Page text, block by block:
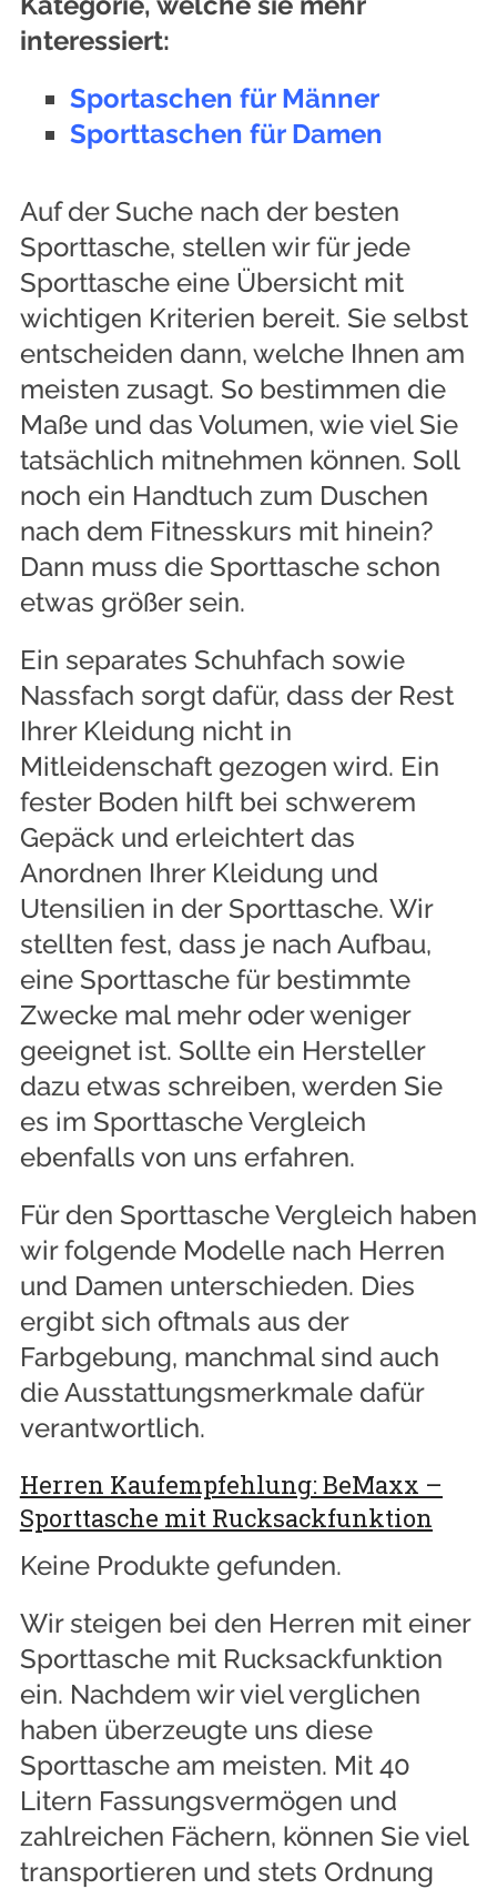
interessiert:
Sportaschen für Männer
Sporttaschen für Damen
Auf der Suche nach der besten
Sporttasche, stellen wir für jede
Sporttasche eine Übersicht mit
wichtigen Kriterien bereit. Sie selbst
entscheiden dann, welche Ihnen am
meisten zusagt. So bestimmen die
Maße und das Volumen, wie viel Sie
tatsächlich mitnehmen können. Soll
noch ein Handtuch zum Duschen
nach dem Fitnesskurs mit hinein?
Dann muss die Sporttasche schon
etwas größer sein.
Ein separates Schuhfach sowie
Nassfach sorgt dafür, dass der Rest
Ihrer Kleidung nicht in
Mitleidenschaft gezogen wird. Ein
fester Boden hilft bei schwerem
Gepäck und erleichtert das
Anordnen Ihrer Kleidung und
Utensilien in der Sporttasche. Wir
stellten fest, dass je nach Aufbau,
eine Sporttasche für bestimmte
Zwecke mal mehr oder weniger
geeignet ist. Sollte ein Hersteller
dazu etwas schreiben, werden Sie
es im Sporttasche Vergleich
ebenfalls von uns erfahren.
Für den Sporttasche Vergleich haben
wir folgende Modelle nach Herren
und Damen unterschieden. Dies
ergibt sich oftmals aus der
Farbgebung, manchmal sind auch
die Ausstattungsmerkmale dafür
verantwortlich.
Herren Kaufempfehlung: BeMaxx –
Sporttasche mit Rucksackfunktion
Keine Produkte gefunden.
Wir steigen bei den Herren mit einer
Sporttasche mit Rucksackfunktion
ein. Nachdem wir viel verglichen
haben überzeugte uns diese
Sporttasche am meisten. Mit 40
Litern Fassungsvermögen und
zahlreichen Fächern, können Sie viel
transportieren und stets Ordnung